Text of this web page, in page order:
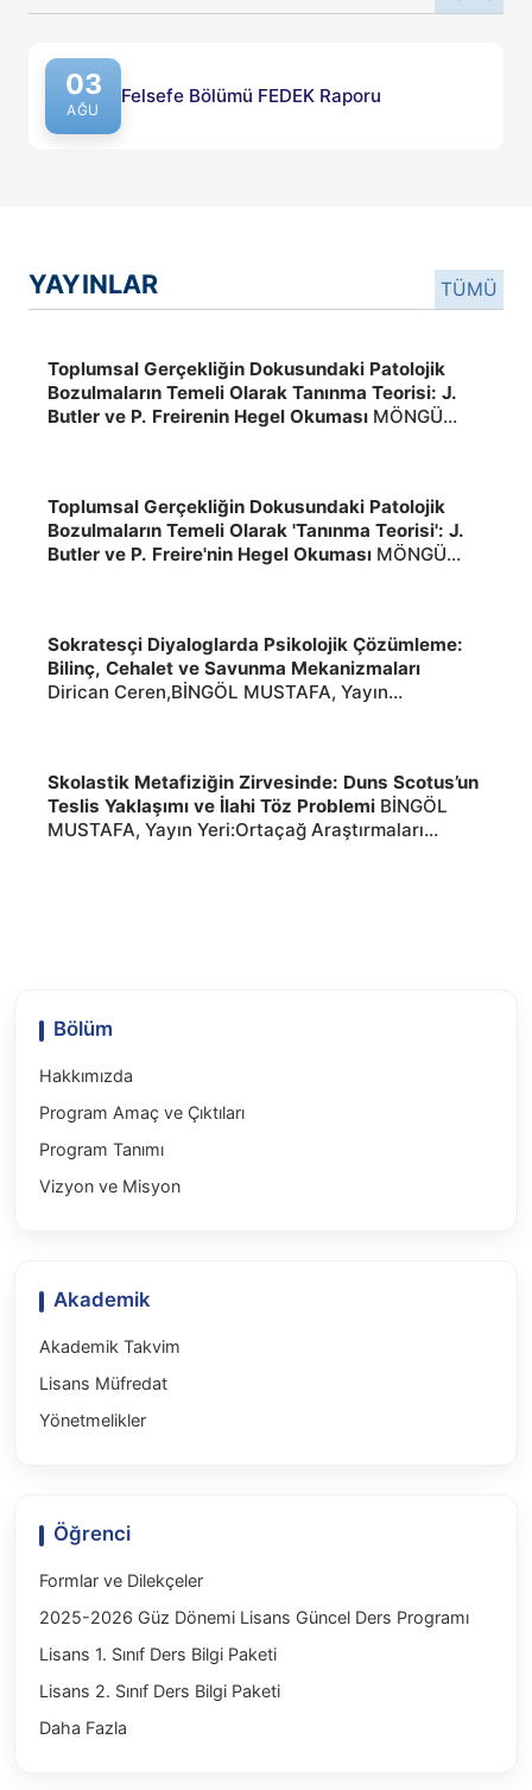
03
AĞU
Felsefe Bölümü FEDEK Raporu
YAYINLAR TÜMÜ
Toplumsal Gerçekliğin Dokusundaki Patolojik
Bozulmaların Temeli Olarak Tanınma Teorisi: J.
Butler ve P. Freirenin Hegel Okuması MÖNGÜ
Philosophy ,2026,, 2026
Toplumsal Gerçekliğin Dokusundaki Patolojik
Bozulmaların Temeli Olarak 'Tanınma Teorisi': J.
Butler ve P. Freire'nin Hegel Okuması MÖNGÜ
Philosophy ,2026,, 2026
Sokratesçi Diyaloglarda Psikolojik Çözümleme:
Bilinç, Cehalet ve Savunma Mekanizmaları
Dirican Ceren,BİNGÖL MUSTAFA, Yayın
Skolastik Metafiziğin Zirvesinde: Duns Scotus’un
Teslis Yaklaşımı ve İlahi Töz Problemi BİNGÖL
MUSTAFA, Yayın Yeri:Ortaçağ Araştırmaları
Bölüm
Hakkımızda
Program Amaç ve Çıktıları
Program Tanımı
Vizyon ve Misyon
Akademik
Akademik Takvim
Lisans Müfredat
Yönetmelikler
Öğrenci
Formlar ve Dilekçeler
2025-2026 Güz Dönemi Lisans Güncel Ders Programı
Lisans 1. Sınıf Ders Bilgi Paketi
Lisans 2. Sınıf Ders Bilgi Paketi
Daha Fazla